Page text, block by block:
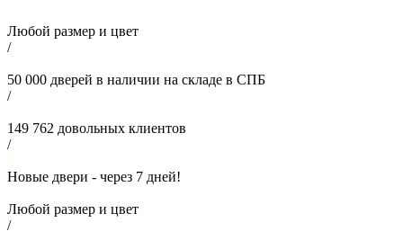
Любой размер и цвет
/
50 000 дверей в наличии на складе в СПБ
/
149 762 довольных клиентов
/
Новые двери - через 7 дней!
Любой размер и цвет
/